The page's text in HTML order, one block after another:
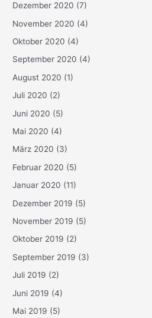
Dezember 2020 (7)
November 2020 (4)
Oktober 2020 (4)
September 2020 (4)
August 2020 (1)
Juli 2020 (2)
Juni 2020 (5)
Mai 2020 (4)
März 2020 (3)
Februar 2020 (5)
Januar 2020 (11)
Dezember 2019 (5)
November 2019 (5)
Oktober 2019 (2)
September 2019 (3)
Juli 2019 (2)
Juni 2019 (4)
Mai 2019 (5)